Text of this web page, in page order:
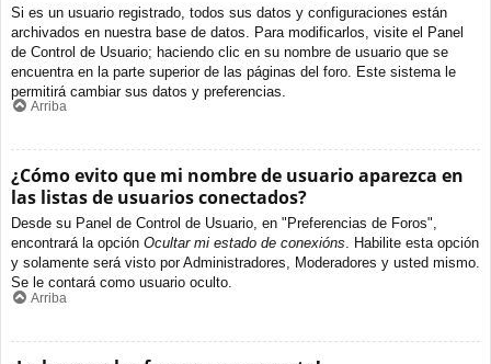
Si es un usuario registrado, todos sus datos y configuraciones están
archivados en nuestra base de datos. Para modificarlos, visite el Panel
de Control de Usuario; haciendo clic en su nombre de usuario que se
encuentra en la parte superior de las páginas del foro. Este sistema le
permitirá cambiar sus datos y preferencias.
Arriba
¿Cómo evito que mi nombre de usuario aparezca en
las listas de usuarios conectados?
Desde su Panel de Control de Usuario, en "Preferencias de Foros",
encontrará la opción Ocultar mi estado de conexións. Habilite esta opción
y solamente será visto por Administradores, Moderadores y usted mismo.
Se le contará como usuario oculto.
Arriba